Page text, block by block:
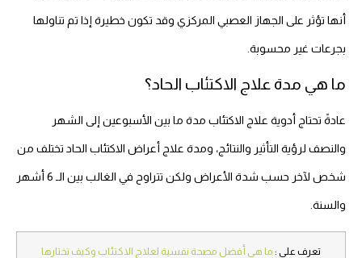
أنها تؤثر على الجهاز العصبي المركزي وقد تكون خطيرة إذا تم تناولها
بجرعات غير محسوبة.
ما هي مدة علاج الاكتئاب الحاد؟
عادةً تحتاج أدوية علاج الاكتئاب مدة ما بين الأسبوعين إلى الشهر
والنصف لرؤية التأثير والنتائج، ومدة علاج أعراض الاكتئاب الحاد تختلف من
شخص لآخر حسب شدة الأعراض ولكن تتراوح في الغالب بين الـ 6 أشهر
والسنة.
تعرف على : ما هي أفضل مصحة نفسية لعلاج الاكتئاب وكيف تختارها